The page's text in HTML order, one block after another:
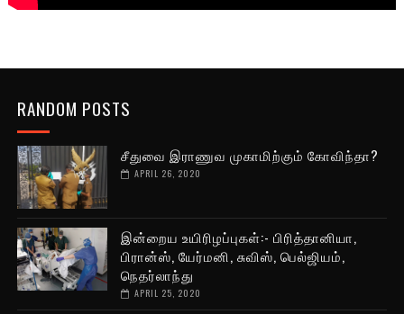
RANDOM POSTS
சீதுவை இராணுவ முகாமிற்கும் கோவிந்தா?
APRIL 26, 2020
இன்றைய உயிரிழப்புகள்:- பிரித்தானியா,
பிரான்ஸ், யேர்மனி, சுவிஸ், பெல்ஜியம்,
நெதர்லாந்து
APRIL 25, 2020